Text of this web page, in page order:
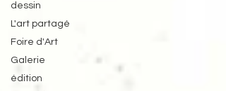
dessin
L'art partagé
Foire d'Art
Galerie
édition